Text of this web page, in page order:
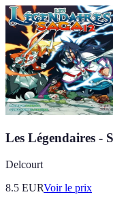
Les Légendaires -
Delcourt
8.5 EURVoir le prix